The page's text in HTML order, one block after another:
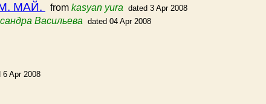
МАЙ. from kasyan yura dated 3 Apr 2008
Васильева dated 04 Apr 2008
6 Apr 2008